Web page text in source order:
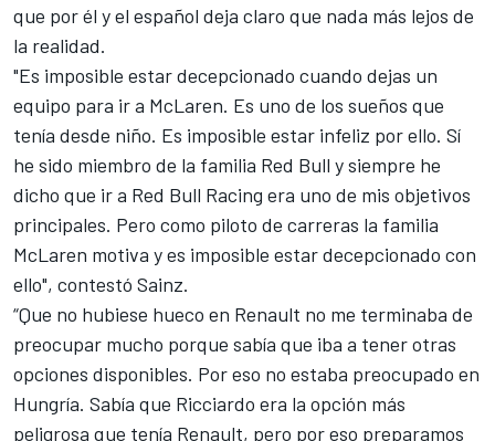
que por él y el español deja claro que nada más lejos de
la realidad.
"Es imposible estar decepcionado cuando dejas un
equipo para ir a McLaren. Es uno de los sueños que
tenía desde niño. Es imposible estar infeliz por ello. Sí
he sido miembro de la familia Red Bull y siempre he
dicho que ir a Red Bull Racing era uno de mis objetivos
principales. Pero como piloto de carreras la familia
McLaren motiva y es imposible estar decepcionado con
ello", contestó Sainz.
“Que no hubiese hueco en Renault no me terminaba de
preocupar mucho porque sabía que iba a tener otras
opciones disponibles. Por eso no estaba preocupado en
Hungría. Sabía que Ricciardo era la opción más
peligrosa que tenía Renault, pero por eso preparamos